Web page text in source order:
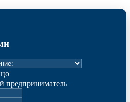
предприниматель